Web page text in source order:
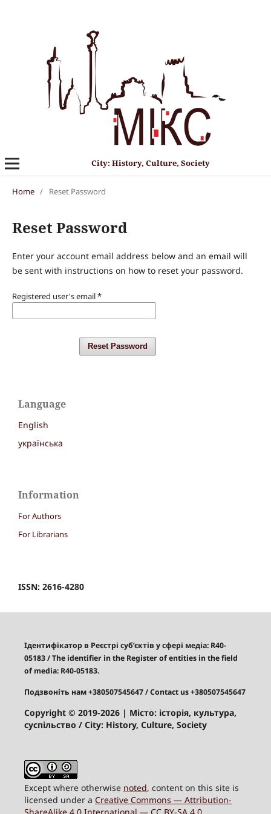
City: History, Culture, Society
Home / Reset Password
Reset Password
Enter your account email address below and an email will
be sent with instructions on how to reset your password.
Registered user's email*
Reset Password
Language
English
українська
Information
For Authors
For Librarians
ISSN: 2616-4280
Ідентифікатор в Реєстрі суб’єктів у сфері медіа: R40-
05183/The identifier in the Register of entities in the field
of media: R40-05183.
Подзвоніть нам +380507545647/ Contact us +380507545647
Copyright © 2019-2026| Місто: історія, культура,
суспільство / City: History, Culture, Society
Except where otherwise noted, content on this site is
licensed under a Creative Commons — Attribution-